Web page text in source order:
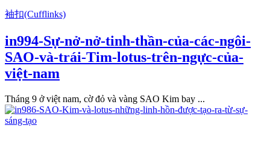
袖扣(Cufflinks)
in994-Sự-nở-nở-tinh-thần-của-các-ngôi-
SAO-và-trái-Tim-lotus-trên-ngực-của-
việt-nam
Tháng 9 ở việt nam, cờ đỏ và vàng SAO Kim bay ...